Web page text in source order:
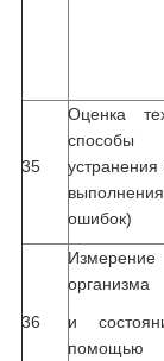
35
Оценка
способы
ошибок)
36
организма
и
помощью